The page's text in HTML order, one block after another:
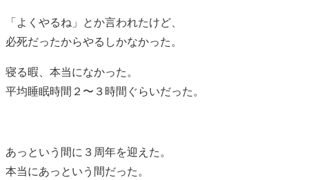
「よくやるね」とか言われたけど、
必死だったからやるしかなかった。
寝る暇、本当になかった。
平均睡眠時間２〜３時間ぐらいだった。
あっという間に３周年を迎えた。
本当にあっという間だった。